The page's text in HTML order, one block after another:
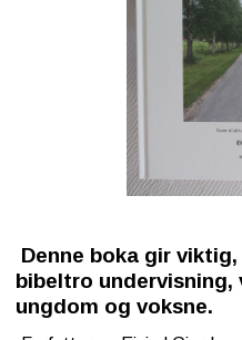
Denne boka gir
bibeltro undervisning,
ungdom og voksne.